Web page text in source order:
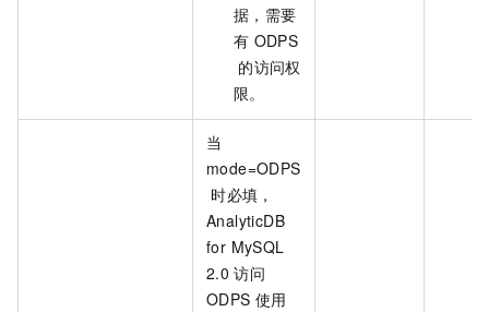
据，需要
有 ODPS
的访问权
限。
当
mode=ODPS
时必填，
AnalyticDB
for MySQL
2.0 访问
ODPS 使用